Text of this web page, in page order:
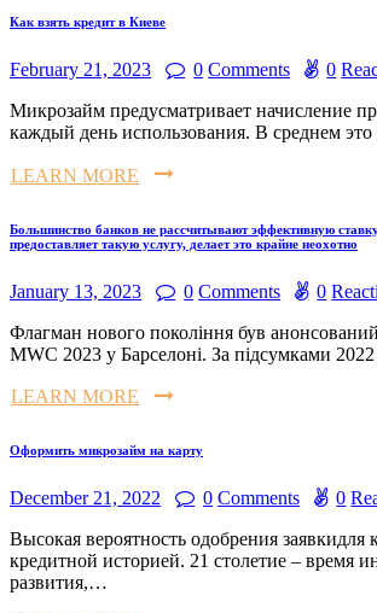
Как взять кредит в Киеве
February 21, 2023 0 Comments 0
Микрозайм предусматривает начисление
каждый день использования. В среднем
LEARN MORE
Большинство банков не рассчитывают эффективную
предоставляет такую услугу, делает это крайне неохотно
January 13, 2023 0 Comments 0
Флагман нового покоління був
MWC 2023 у Барселоні. За підсумками
LEARN MORE
Оформить микрозайм на карту
December 21, 2022 0 Comments 0
Высокая вероятность одобрения заявкидля
кредитной историей. 21 столетие – время
развития,…